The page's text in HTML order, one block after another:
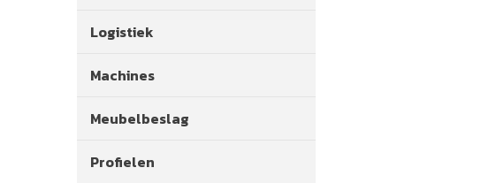
Logistiek
Machines
Meubelbeslag
Profielen